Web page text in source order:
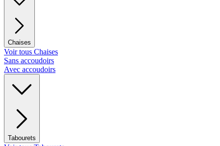
Chaises
Voir tous Chaises
Sans accoudoirs
Avec accoudoirs
Tabourets